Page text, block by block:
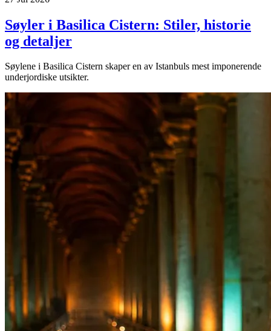
Søyler i Basilica Cistern: Stiler, historie
og detaljer
Søylene i Basilica Cistern skaper en av Istanbuls mest imponerende
underjordiske utsikter.